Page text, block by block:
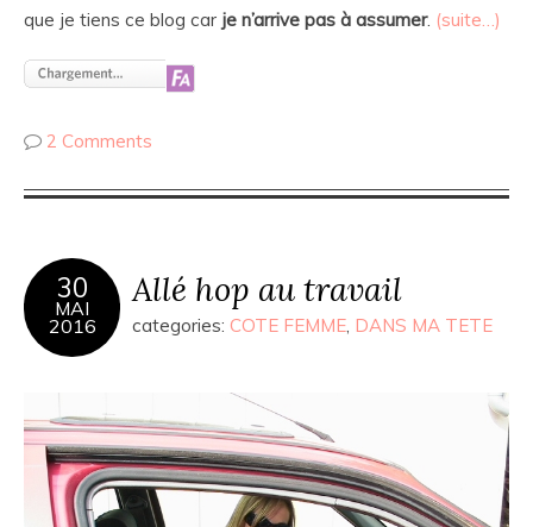
que je tiens ce blog car je n’arrive pas à assumer. (suite…)
2 Comments
30
MAI
2016
Allé hop au travail
categories: COTE FEMME, DANS MA TETE